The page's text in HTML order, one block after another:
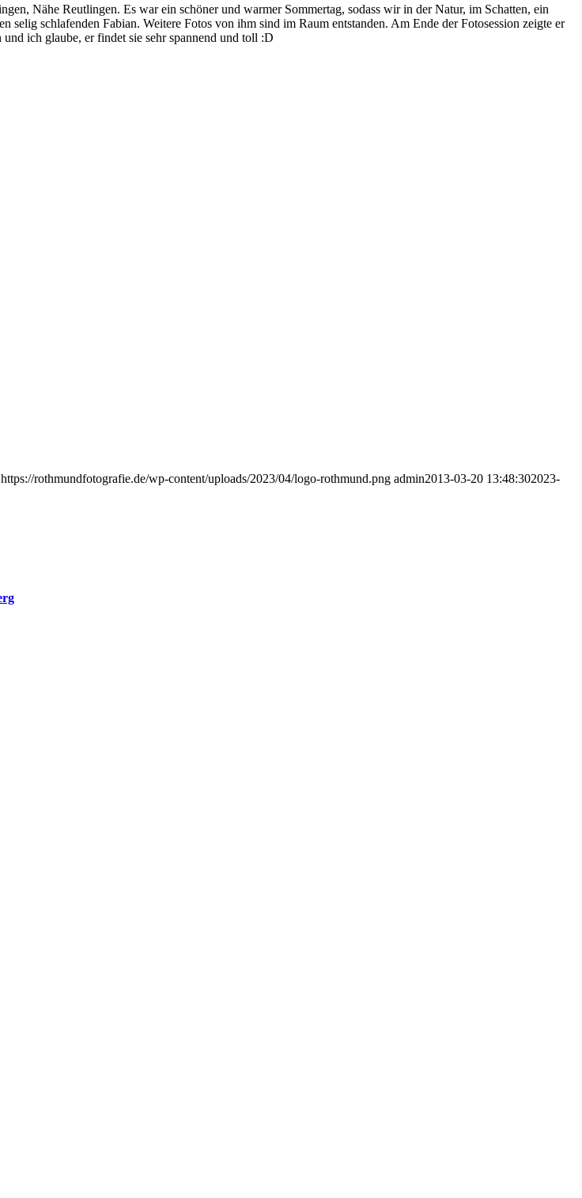
Nähe Reutlingen. Es war ein schöner und warmer Sommertag, sodass wir in der Natur, im Schatten, ein
schlafenden Fabian. Weitere Fotos von ihm sind im Raum entstanden. Am Ende der Fotosession zeigte er
ich glaube, er findet sie sehr spannend und toll :D
https://rothmundfotografie.de/wp-content/uploads/2023/04/logo-rothmund.png admin2013-03-20 13:48:302023-